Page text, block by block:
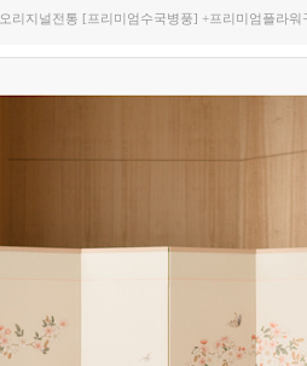
오리지널전통 [프리미엄수국병풍] +프리미엄플라워